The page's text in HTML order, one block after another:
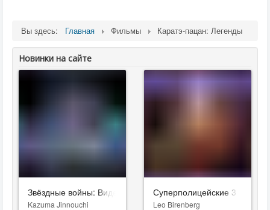
Вы здесь: Главная Фильмы Каратэ-пацан: Легенды
Новинки на сайте
Звёздные войны: Видения. Девятый джедай
Kazuma Jinnouchi
Суперполицейские 3
Leo Birenberg